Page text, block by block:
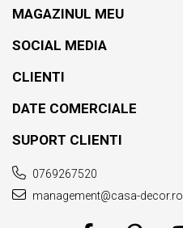
MAGAZINUL MEU
SOCIAL MEDIA
CLIENTI
DATE COMERCIALE
SUPORT CLIENTI
0769267520
management@casa-decor.ro